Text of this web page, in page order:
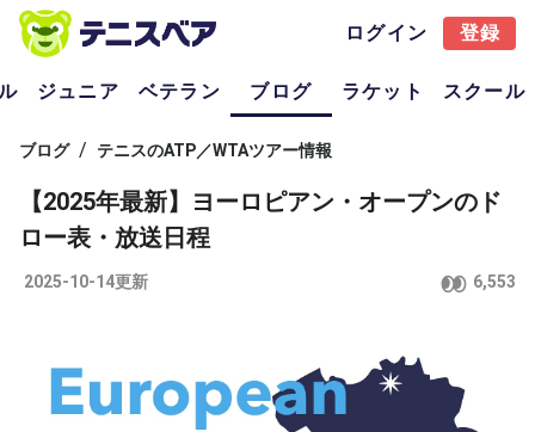
ログイン 登録
ジュニア ベテラン ブログ ラケット スクール
ブログ / テニスのATP／WTAツアー情報
【2025年最新】ヨーロピアン・オープンのド
ロー表・放送日程
2025-10-14更新 6,553